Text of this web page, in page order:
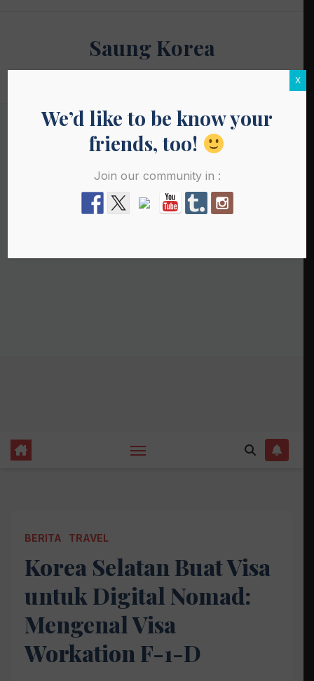
Saung Korea
BERITA TRAVEL
Korea Selatan Buat Visa
untuk Digital Nomad:
Mengenal Visa
Workation F-1-D
We’d like to be know your
friends, too!
Join our community in :
X